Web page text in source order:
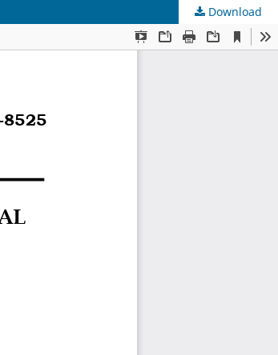
Download